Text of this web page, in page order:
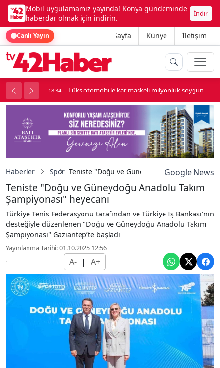
Mobil uygulamamız yayında! Konya gündeminde
haberdar olmak için indirin.
İndir
Canlı Yayın Ana Sayfa Künye İletişim
kavga çıktı 18:34 Lüks otomobille kar maskeli milyonluk soygun
Haberler Spor Teniste "Doğu ve Güneydoğu Anadolu Takım
Google News
Teniste "Doğu ve Güneydoğu Anadolu Takım
Şampiyonası" heyecanı
Türkiye Tenis Federasyonu tarafından ve Türkiye İş Bankası’nın
desteğiyle düzenlenen "Doğu ve Güneydoğu Anadolu Takım
Şampiyonası" Gaziantep’te başladı
Yayınlanma Tarihi: 01.10.2025 12:56
A- | A+